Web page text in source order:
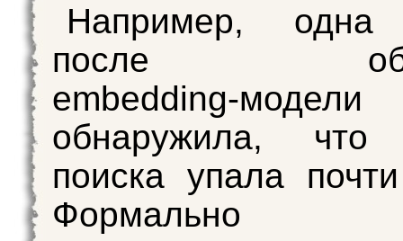
Например, одна
после
embedding‑модели
обнаружила, что
поиска упала
Формально